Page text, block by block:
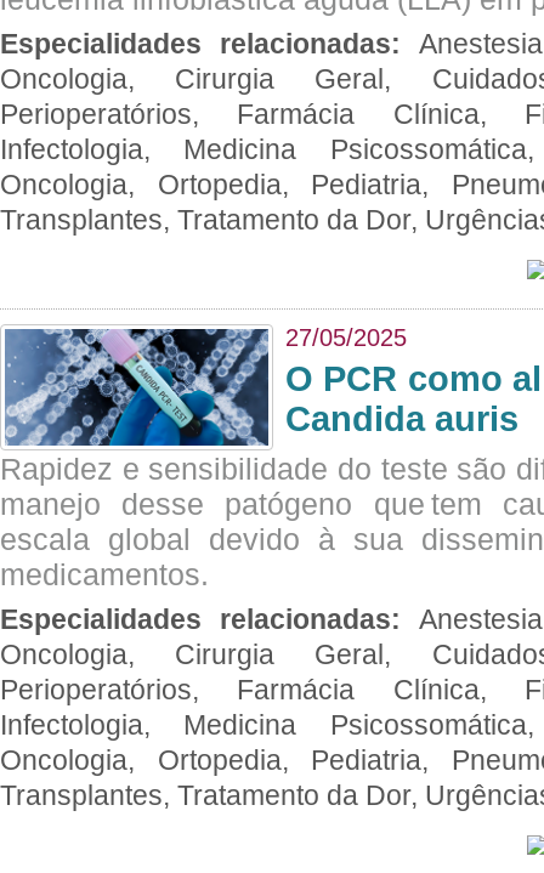
Especialidades relacionadas:
Oncologia, Cirurgia Geral,
Perioperatórios, Farmácia Clínica,
Infectologia, Medicina
Oncologia, Ortopedia, Pediatria,
Transplantes, Tratamento da Dor,
27/05/2025
O PCR como
Candida auris
Rapidez e sensibilidade do teste são
manejo desse patógeno que tem
escala global devido à sua
medicamentos.
Especialidades relacionadas:
Oncologia, Cirurgia Geral,
Perioperatórios, Farmácia Clínica,
Infectologia, Medicina
Oncologia, Ortopedia, Pediatria,
Transplantes, Tratamento da Dor,